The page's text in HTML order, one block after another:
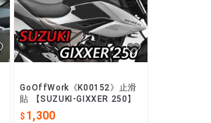
GoOffWork《K00152》止滑
貼 【SUZUKI-GIXXER 250】
1,300